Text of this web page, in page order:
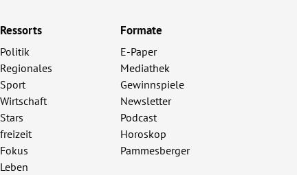
Ressorts
Politik
Regionales
Sport
Wirtschaft
Stars
freizeit
Fokus
Leben
Formate
E-Paper
Mediathek
Gewinnspiele
Newsletter
Podcast
Horoskop
Pammesberger